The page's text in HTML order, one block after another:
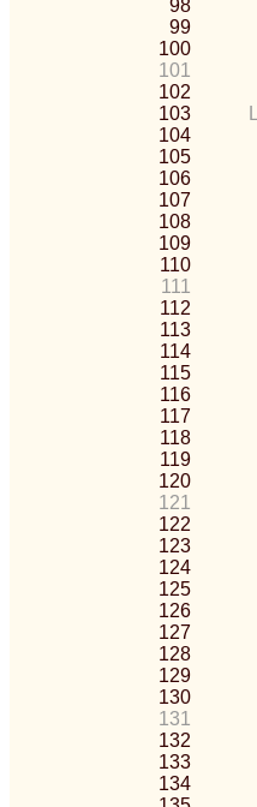
98
99
100
101
102
103
104
105
106
107
108
109
110
111
112
113
114
115
116
117
118
119
120
121
122
123
124
125
126
127
128
129
130
131
132
133
134